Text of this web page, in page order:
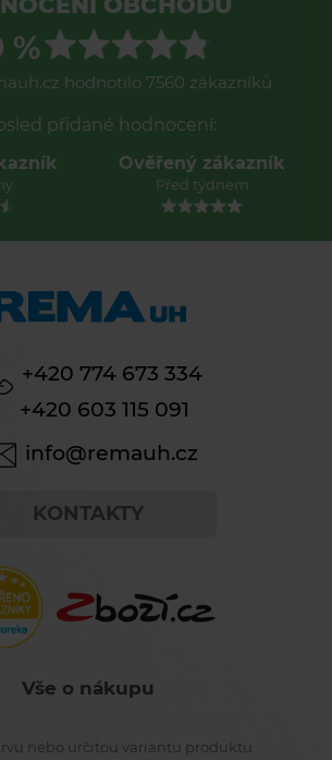
%
hodnotilo 7560 zákazníků
přidané hodnocení:
Ověřený zákazník
Před týdnem
+420 774 673 334
+420 603 115 091
info@remauh.cz
KONTAKTY
Vše o nákupu
nebo určitou variantu produktu